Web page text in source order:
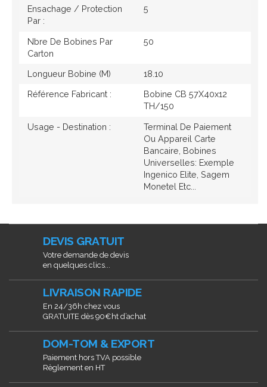
Ensachage / Protection
Par :
5
Nbre De Bobines Par
Carton
50
Longueur Bobine (M) 18.10
Référence Fabricant :
Bobine CB 57X40x12
TH/150
Usage - Destination :
Terminal De Paiement
Ou Appareil Carte
Bancaire, Bobines
Universelles: Exemple
Ingenico Elite, Sagem
Monetel Etc...
DEVIS GRATUIT
Votre demande de devis
en quelques clics...
LIVRAISON RAPIDE
En 24/36h chez vous
GRATUITE dès 90€ht d’achat
DOM-TOM & EXPORT
Paiement hors TVA possible
Règlement en HT